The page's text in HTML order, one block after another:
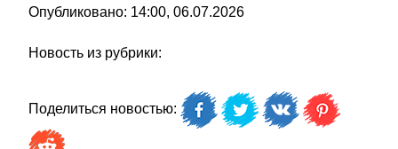
Опубликовано: 14:00, 06.07.2026
Новость из рубрики:
Поделиться новостью: